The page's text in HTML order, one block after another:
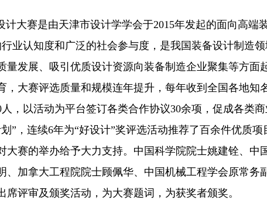
大赛是由天津市设计学学会于2015年发起的面向高端
业认知度和广泛的社会参与度，是我国装备设计制造
发展、吸引优质设计资源向装备制造企业聚集等方面
大赛评选质量和规模连年提升，每年收到全国各地知
，以活动为平台签订各类合作协议30余项，促成各类
”，连续6年为“好设计”奖评选活动推荐了百余件优质
大赛的举办给予大力支持。中国科学院院士姚建铨、
、加拿大工程院院士顾佩华、中国机械工程学会原常
评审及颁奖活动，为大赛题词，为获奖者颁奖。